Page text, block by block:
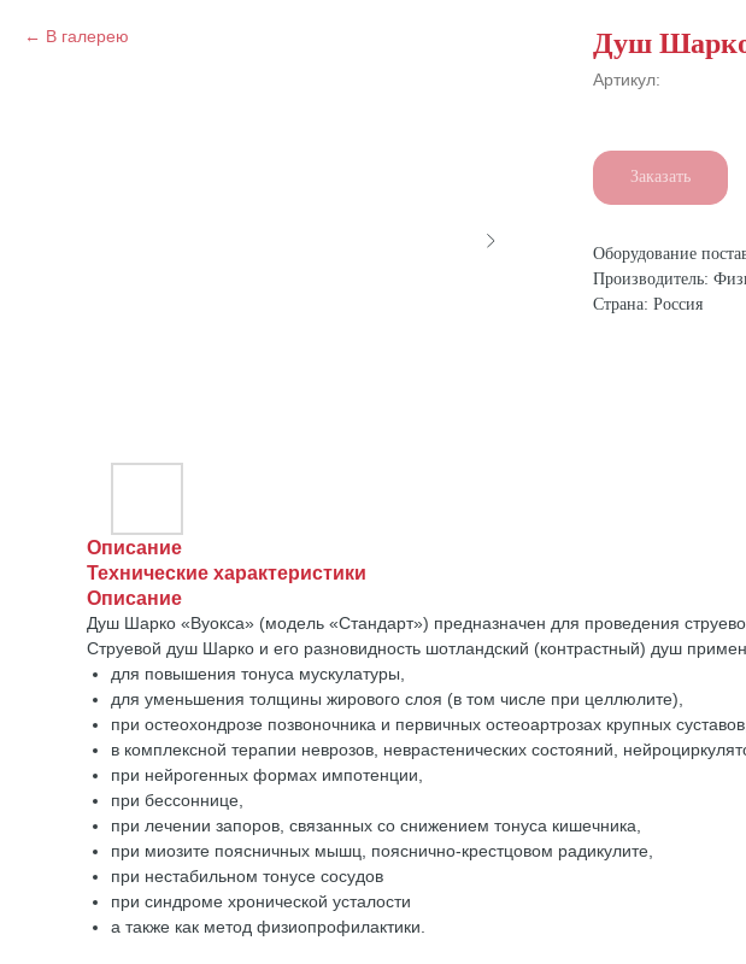
В галерею Душ Шарко
Артикул:
Заказать
Оборудование
Производитель:
Страна: Россия
Описание
Технические характеристики
Описание
Душ Шарко «Вуокса» (модель «Стандарт») предназначен для проведения
Струевой душ Шарко и его разновидность шотландский (контрастный) душ
для повышения тонуса мускулатуры,
для уменьшения толщины жирового слоя (в том числе при целлюлите),
при остеохондрозе позвоночника и первичных остеоартрозах крупных суставов,
в комплексной терапии неврозов, неврастенических состояний,
при нейрогенных формах импотенции,
при бессоннице,
при лечении запоров, связанных со снижением тонуса кишечника,
при миозите поясничных мышц, пояснично-крестцовом радикулите,
при нестабильном тонусе сосудов
при синдроме хронической усталости
а также как метод физиопрофилактики.